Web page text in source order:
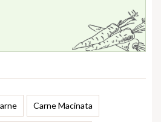
Carne Macinata